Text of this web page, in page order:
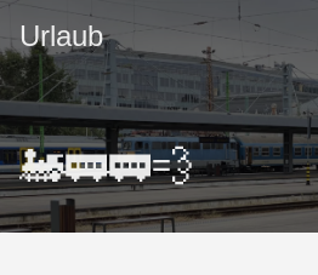
Urlaub
🚂🚃🚃💨